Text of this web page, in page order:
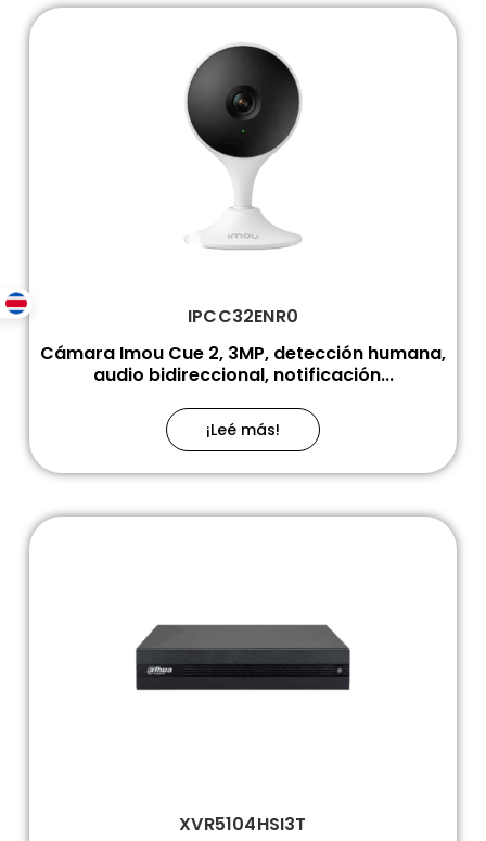
IPCC32ENR0
Cámara Imou Cue 2, 3MP, detección humana,
audio bidireccional, notificación...
¡Leé más!
XVR5104HSI3T